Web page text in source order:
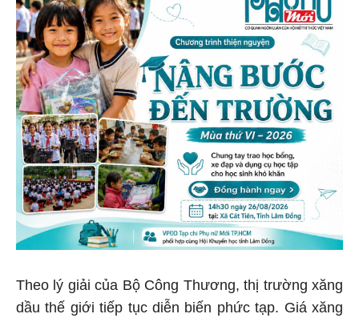
Theo lý giải của Bộ Công Thương, thị trường xăng
dầu thế giới tiếp tục diễn biến phức tạp. Giá xăng